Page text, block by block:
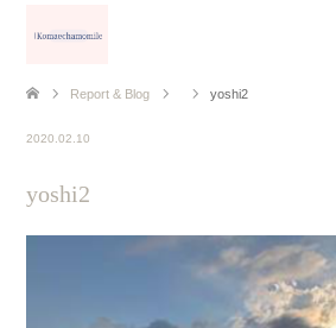
Report & Blog yoshi2
2020.02.10
yoshi2